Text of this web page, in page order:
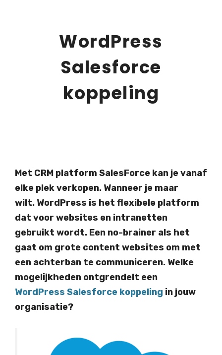
WordPress
Salesforce
koppeling
Met CRM platform SalesForce kan je vanaf
elke plek verkopen. Wanneer je maar
wilt. WordPress is het flexibele platform
dat voor websites en intranetten
gebruikt wordt. Een no-brainer als het
gaat om grote content websites om met
een achterban te communiceren. Welke
mogelijkheden ontgrendelt een
WordPress Salesforce koppeling in jouw
organisatie?